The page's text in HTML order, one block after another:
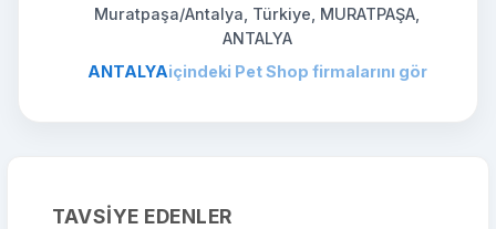
Muratpaşa/Antalya, Türkiye, MURATPAŞA,
ANTALYA
ANTALYAiçindeki Pet Shop firmalarını gör
TAVSIYE EDENLER